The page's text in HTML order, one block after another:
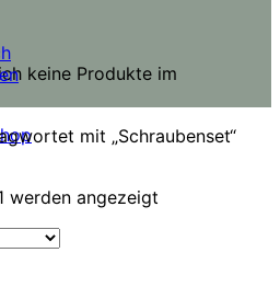
keine Produkte im
mit „Schraubenset“
werden angezeigt